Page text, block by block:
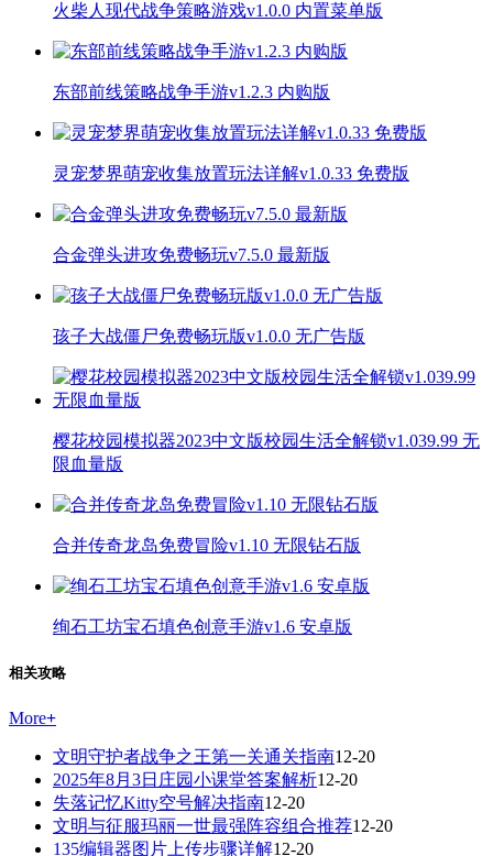
火柴人现代战争策略游戏v1.0.0 内置菜单版
东部前线策略战争手游v1.2.3 内购版
灵宠梦界萌宠收集放置玩法详解v1.0.33 免费版
合金弹头进攻免费畅玩v7.5.0 最新版
孩子大战僵尸免费畅玩版v1.0.0 无广告版
樱花校园模拟器2023中文版校园生活全解锁v1.039.99 无
限血量版
合并传奇龙岛免费冒险v1.10 无限钻石版
绚石工坊宝石填色创意手游v1.6 安卓版
相关攻略
More+
文明守护者战争之王第一关通关指南12-20
2025年8月3日庄园小课堂答案解析12-20
失落记忆Kitty空号解决指南12-20
文明与征服玛丽一世最强阵容组合推荐12-20
135编辑器图片上传步骤详解12-20